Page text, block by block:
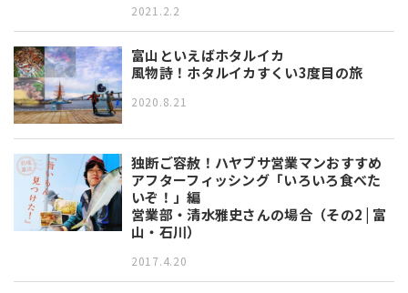
2021.2.2
富山といえばホタルイカ
風物詩！ホタルイカすくい3度目の旅
2020.8.21
独断ご容赦！ハヤブサ営業マンおすすめ
アフターフィッシング「いろいろ食べた
いぞ！」編
営業部・清水雅史さんの場合（その2 | 富
山・石川）
2017.4.20